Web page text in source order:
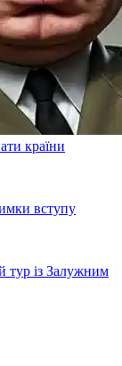
країни
вступу
тур із Залужним